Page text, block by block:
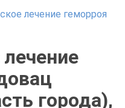
лечение геморроя
города),